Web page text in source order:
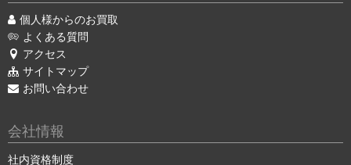
個人様からのお買取
よくある質問
アクセス
サイトマップ
お問い合わせ
会社情報
社内資格制度